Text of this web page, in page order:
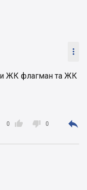

ЖК флагман та ЖК

0  0 